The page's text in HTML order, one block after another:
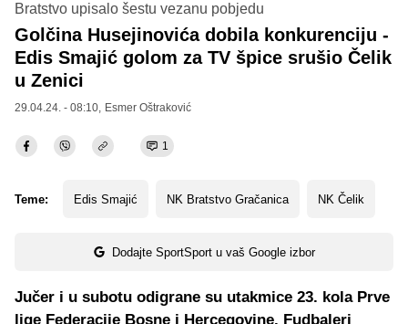
Bratstvo upisalo šestu vezanu pobjedu
Golčina Husejinovića dobila konkurenciju -
Edis Smajić golom za TV špice srušio Čelik
u Zenici
29.04.24. - 08:10, Esmer Oštraković
1
Teme: Edis Smajić NK Bratstvo Gračanica NK Čelik
Dodajte SportSport u vaš Google izbor
Jučer i u subotu odigrane su utakmice 23. kola Prve
lige Federacije Bosne i Hercegovine. Fudbaleri